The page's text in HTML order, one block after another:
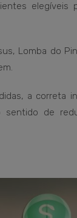
elegíveis
Lomba do
a correta
sentido de